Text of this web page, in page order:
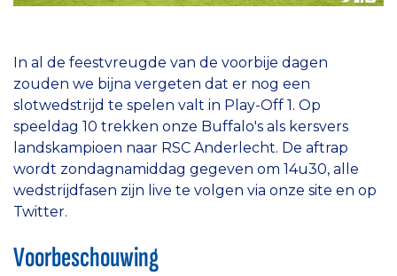
In al de feestvreugde van de voorbije dagen
zouden we bijna vergeten dat er nog een
slotwedstrijd te spelen valt in Play-Off 1. Op
speeldag 10 trekken onze Buffalo's als kersvers
landskampioen naar RSC Anderlecht. De aftrap
wordt zondagnamiddag gegeven om 14u30, alle
wedstrijdfasen zijn live te volgen via onze site en op
Twitter.
Voorbeschouwing